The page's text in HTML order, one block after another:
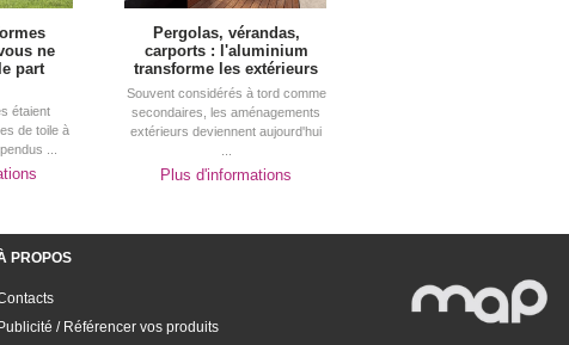
ne
part
étaient
de toile à
...
Pergolas, vérandas,
carports : l'aluminium
transforme les extérieurs
Souvent considérés à tord comme
secondaires, les aménagements
extérieurs deviennent aujourd'hui
Plus d'informations
PROPOS
Publicité / Référencer vos produits